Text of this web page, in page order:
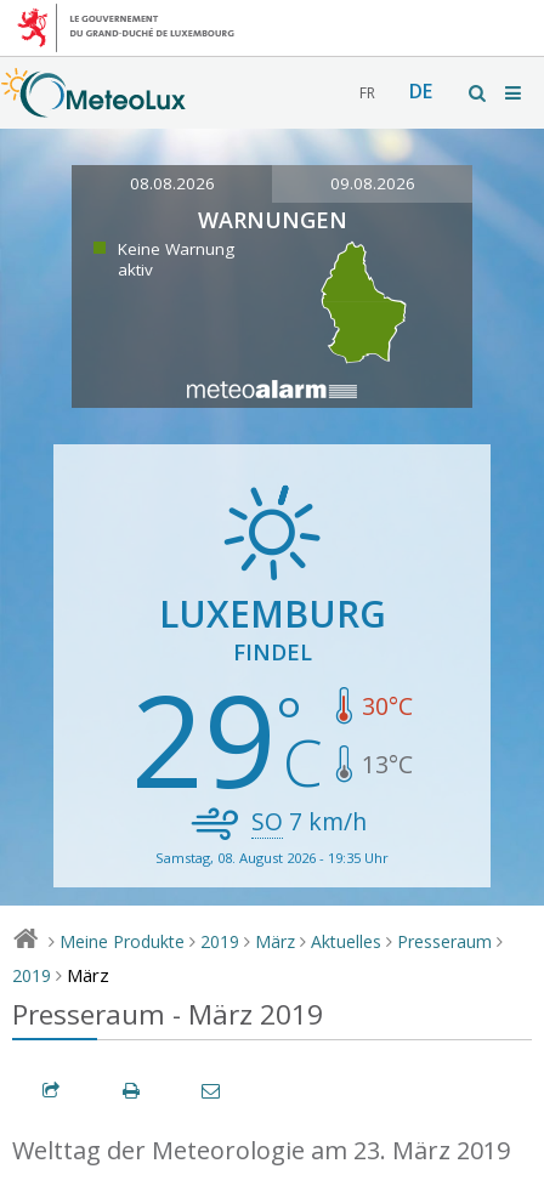
FR DE
08.08.2026 09.08.2026
WARNUNGEN
Keine Warnung
aktiv
LUXEMBURG
FINDEL
29 30°C
13°C
SO 7 km/h
Samstag, 08. August 2026 - 19:35 Uhr
> Meine Produkte > 2019 > März > Aktuelles > Presseraum >
2019 > März
Presseraum - März 2019
Welttag der Meteorologie am 23. März 2019